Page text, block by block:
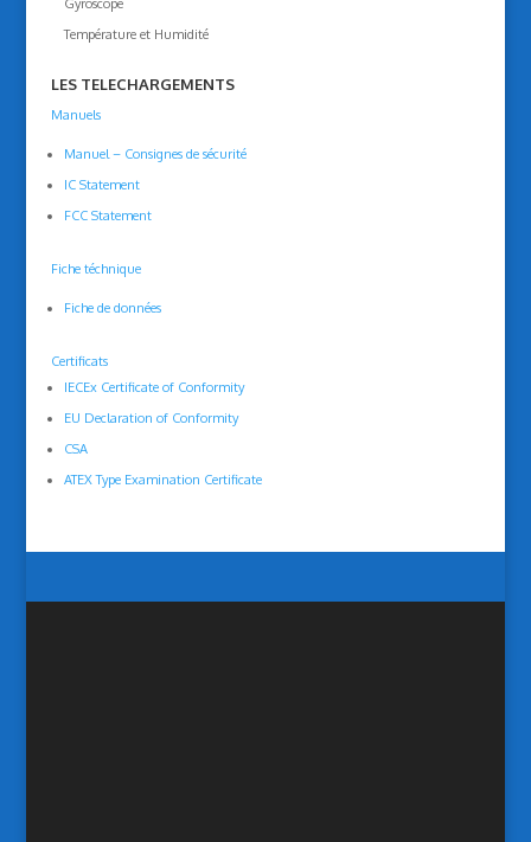
Gyroscope
Température et Humidité
LES TELECHARGEMENTS
Manuels
Manuel – Consignes de sécurité
IC Statement
FCC Statement
Fiche téchnique
Fiche de données
Certificats
IECEx Certificate of Conformity
EU Declaration of Conformity
CSA
ATEX Type Examination Certificate